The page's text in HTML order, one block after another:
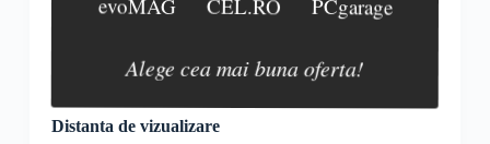
evoMAG CEL.RO PCgarage
Alege cea mai buna oferta!
Distanta de vizualizare